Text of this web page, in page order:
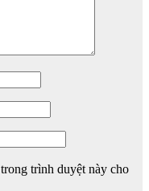
trình duyệt này cho